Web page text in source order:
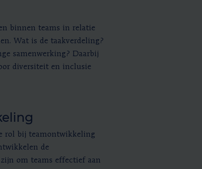
binnen teams in relatie
Wat is de taakverdeling?
samenwerking? Daarbij
diversiteit en inclusie
rol bij teamontwikkeling
de
om teams effectief aan